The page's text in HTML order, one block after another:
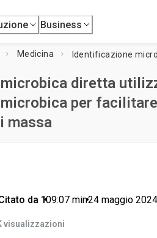
Business
Medicina
diretta
per facilitare
massa
da 1•09:07 min•24 maggio 2024
visualizzazioni